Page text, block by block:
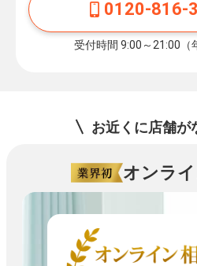
0120-816-
受付時間 9:00～21:00（
お近くに店舗が
オンラ